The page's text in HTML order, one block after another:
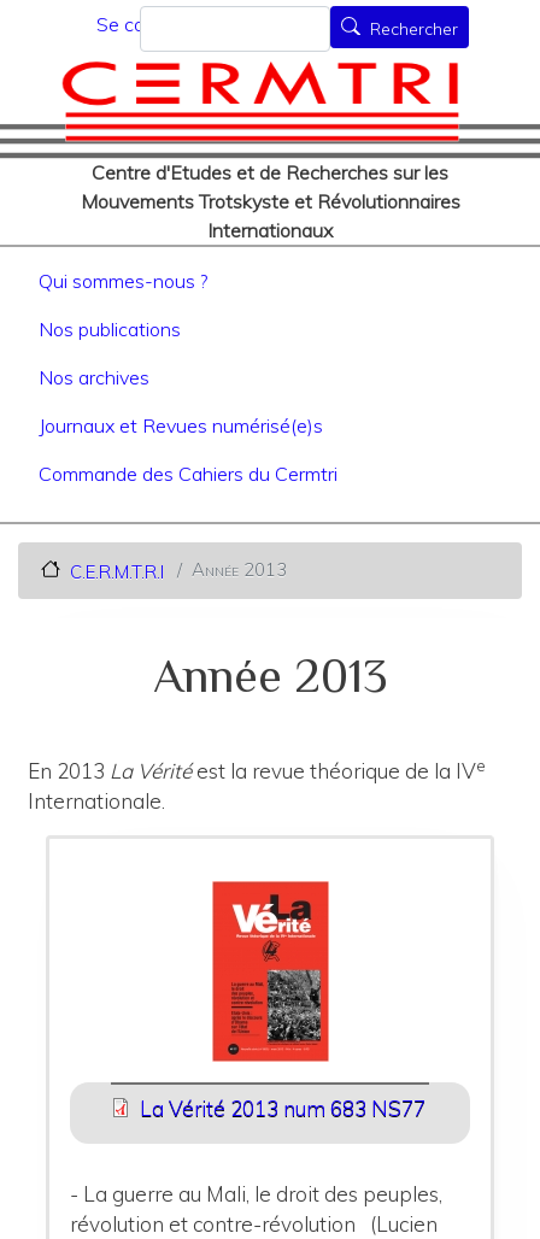
au
contenu
principal
Menu du compte de
Se connecter
Centre d'Etudes et de Recherches sur les
Mouvements Trotskyste et Révolutionnaires
Internationaux
Rechercher Rechercher
Navigation principale
Qui sommes-nous ?
Nos publications
Nos archives
Journaux et Revues numérisé(e)s
Commande des Cahiers du Cermtri
C.E.R.M.T.R.I Année 2013
Année 2013
En 2013 La Véritéest la revue théorique de la IVe
Internationale.
La Vérité 2013 num 683 NS77
- La guerre au Mali, le droit des peuples,
révolution et contre-révolution (Lucien